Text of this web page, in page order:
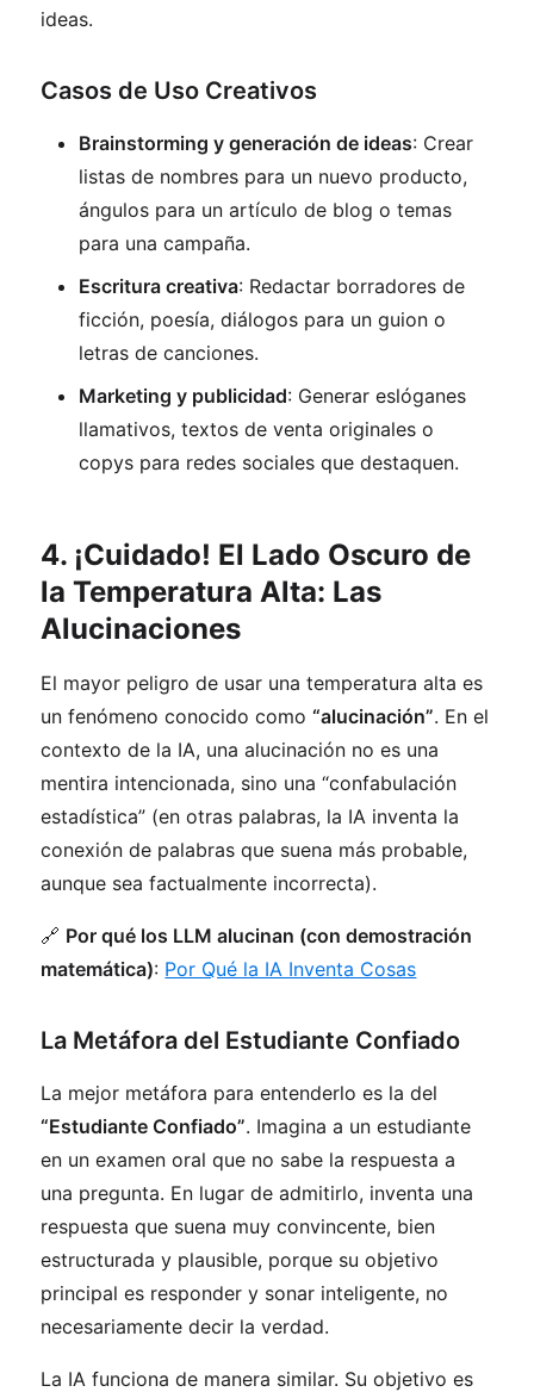
ideas.
Casos de Uso Creativos
Brainstorming y generación de ideas: Crear
listas de nombres para un nuevo producto,
ángulos para un artículo de blog o temas
para una campaña.
Escritura creativa: Redactar borradores de
ficción, poesía, diálogos para un guion o
letras de canciones.
Marketing y publicidad: Generar eslóganes
llamativos, textos de venta originales o
copys para redes sociales que destaquen.
4. ¡Cuidado! El Lado Oscuro de
la Temperatura Alta: Las
Alucinaciones
El mayor peligro de usar una temperatura alta es
un fenómeno conocido como“alucinación”. En el
contexto de la IA, una alucinación no es una
mentira intencionada, sino una “confabulación
estadística” (en otras palabras, la IA inventa la
conexión de palabras que suena más probable,
aunque sea factualmente incorrecta).
🔗 Por qué los LLM alucinan (con demostración
matemática): Por Qué la IA Inventa Cosas
La Metáfora del Estudiante Confiado
La mejor metáfora para entenderlo es la del
“Estudiante Confiado”. Imagina a un estudiante
en un examen oral que no sabe la respuesta a
una pregunta. En lugar de admitirlo, inventa una
respuesta que suena muy convincente, bien
estructurada y plausible, porque su objetivo
principal es responder y sonar inteligente, no
necesariamente decir la verdad.
La IA funciona de manera similar. Su objetivo es